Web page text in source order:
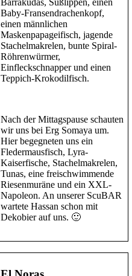
Baby-Fransendrachenkopf,
einen männlichen
Maskenpapageifisch, jagende
Stachelmakrelen, bunte Spiral-
Röhrenwürmer,
Einfleckschnapper und einen
Teppich-Krokodilfisch.
Nach der Mittagspause schauten
wir uns bei Erg Somaya um.
Hier begegneten uns ein
Fledermausfisch, Lyra-
Kaiserfische, Stachelmakrelen,
Tunas, eine freischwimmende
Riesenmuräne und ein XXL-
Napoleon. An unserer ScuBAR
wartete Hassan schon mit
Dekobier auf uns. 🙂